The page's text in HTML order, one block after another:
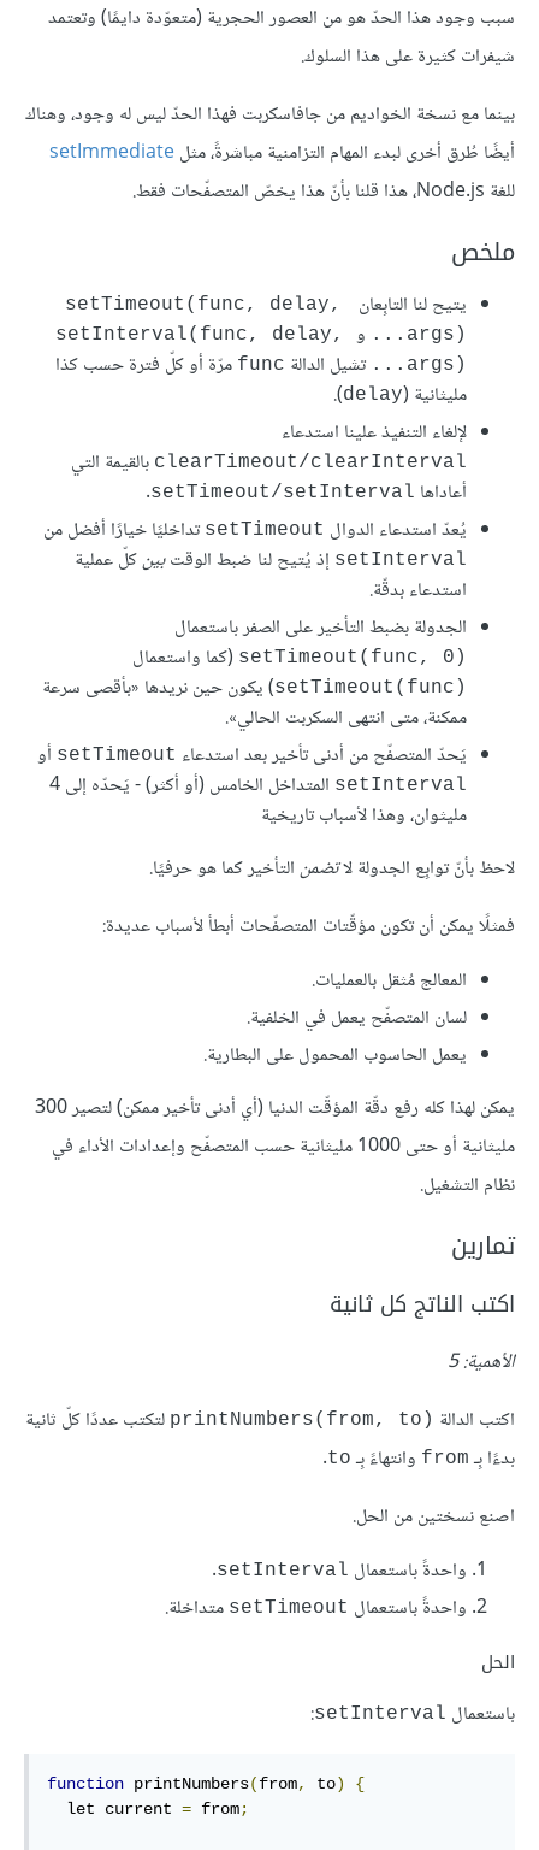
سبب وجود هذا الحدّ هو من العصور الحجرية (متعوّدة دايمًا) وتعتمد
شيفرات كثيرة على هذا السلوك.
بينما مع نسخة الخواديم من جافاسكربت فهذا الحدّ ليس له وجود، وهناك
أيضًا طُرق أخرى لبدء المهام التزامنية مباشرةً، مثلsetImmediate
للغة Node.js، هذا قلنا بأنّ هذا يخصّ المتصفّحات فقط.
ملخص
يتيح لنا التابِعان
‎setTimeout(func, delay,
...args)‎ و
‎setInterval(func, delay,
...args)‎ تشيل الدالة ‎func‎ مرّة أو كلّ فترة حسب كذا
مليثانية (‎delay‎
).
لإلغاء التنفيذ علينا استدعاء
‎clearTimeout/clearInterval‎ بالقيمة التي
أعاداها ‎setTimeout/setInterval‎
.
يُعدّ استدعاء الدوال ‎setTimeout‎ تداخليًا خيارًا أفضل من
‎setInterval‎ إذ يُتيح لنا ضبط الوقتبينكلّ عملية
استدعاء بدقّة.
الجدولة بضبط التأخير على الصفر باستعمال
‎setTimeout(func, 0)‎ (كما واستعمال
‎setTimeout(func)‎) يكون حين نريدها «بأقصى سرعة
ممكنة، متى انتهى السكربت الحالي».
يَحدّ المتصفّح من أدنى تأخير بعد استدعاء ‎setTimeout‎ أو
‎setInterval‎
المتداخل الخامس (أو أكثر) - يَحدّه إلى 4
مليثوان، وهذا لأسباب تاريخية
لاحظ بأنّ توابِع الجدولة لاتضمنالتأخير كما هو حرفيًا.
فمثلًا يمكن أن تكون مؤقّتات المتصفّحات أبطأ لأسباب عديدة:
المعالج مُثقل بالعمليات.
لسان المتصفّح يعمل في الخلفية.
يعمل الحاسوب المحمول على البطارية.
يمكن لهذا كله رفع دقّة المؤقّت الدنيا (أي أدنى تأخير ممكن) لتصير 300
مليثانية أو حتى 1000 مليثانية حسب المتصفّح وإعدادات الأداء في
نظام التشغيل.
تمارين
اكتب الناتج كل ثانية
الأهمية: 5
اكتب الدالة ‎printNumbers(from, to)‎ لتكتب عددًا كلّ ثانية
بدءًا بِـ ‎from‎ وانتهاءً بِـ ‎to‎
.
اصنع نسختين من الحل.
واحدةً باستعمال ‎setInterval‎
.
واحدةً باستعمال ‎setTimeout‎ متداخلة.
الحل
باستعمال ‎setInterval‎
:
function printNumbers(from, to)
{
  let current
= from;